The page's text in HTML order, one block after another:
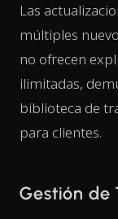
Las
múltiples
no ofrecen
ilimitadas,
biblioteca de
para clientes.
Gestión de